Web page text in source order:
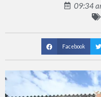
09:34
Facebook